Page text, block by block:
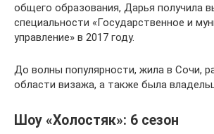
общего образования, Дарья получила
специальности «Государственное и
управление» в 2017 году.
До волны популярности, жила в Сочи,
области визажа, а также была
Шоу «Холостяк»: 6 сезон